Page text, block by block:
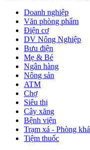
Doanh nghiệp
Văn phòng phẩm
Điện cơ
DV Nông Nghiệp
Bưu điện
Mẹ & Bé
Ngân hàng
Nông sản
ATM
Chợ
Siêu thị
Cây xăng
Bệnh viện
Trạm xá - Phòng
Tiệm thuốc